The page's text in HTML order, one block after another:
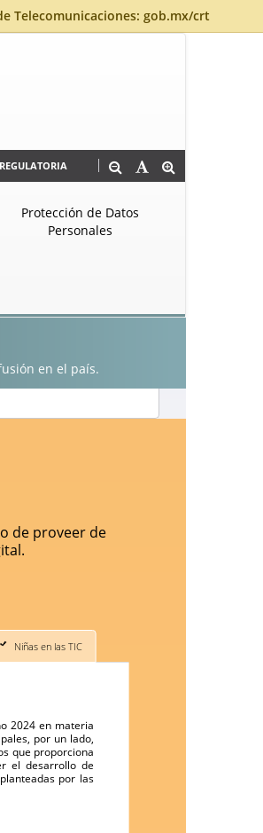
Telecomunicaciones: gob.mx/crt
Protección de Datos
Personales
en el país.
de proveer de
Niñas en las TIC
2024 en materia
por un lado,
que proporciona
el desarrollo de
por las